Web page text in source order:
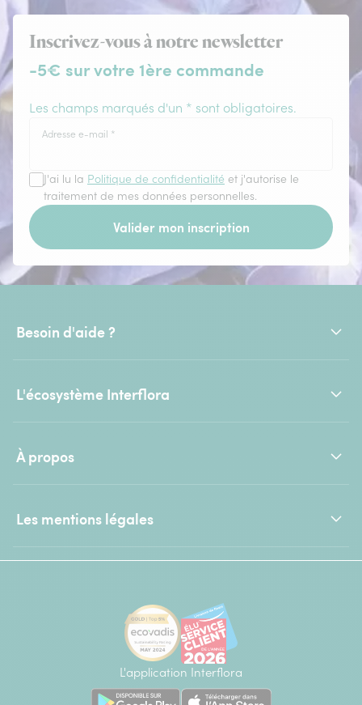
Inscrivez-vous à notre newsletter
-5€ sur votre 1ère commande
Les champs marqués d'un * sont obligatoires.
Adresse e-mail *
J'ai lu la Politique de confidentialité et j'autorise le
traitement de mes données personnelles.
Valider mon inscription
Besoin d'aide ?
L'écosystème Interflora
À propos
Les mentions légales
L'application Interflora